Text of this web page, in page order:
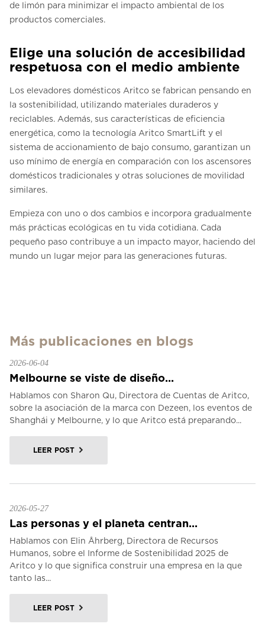
de limón para minimizar el impacto ambiental de los
productos comerciales.
Elige una solución de accesibilidad
respetuosa con el medio ambiente
Los elevadores domésticos Aritco se fabrican pensando en
la sostenibilidad, utilizando materiales duraderos y
reciclables. Además, sus características de eficiencia
energética, como la tecnología Aritco SmartLift y el
sistema de accionamiento de bajo consumo, garantizan un
uso mínimo de energía en comparación con los ascensores
domésticos tradicionales y otras soluciones de movilidad
similares.
Empieza con uno o dos cambios e incorpora gradualmente
más prácticas ecológicas en tu vida cotidiana. Cada
pequeño paso contribuye a un impacto mayor, haciendo del
mundo un lugar mejor para las generaciones futuras.
Más publicaciones en blogs
2026-06-04
Melbourne se viste de diseño...
Hablamos con Sharon Qu, Directora de Cuentas de Aritco,
sobre la asociación de la marca con Dezeen, los eventos de
Shanghái y Melbourne, y lo que Aritco está preparando...
LEER POST
2026-05-27
Las personas y el planeta centran...
Hablamos con Elin Åhrberg, Directora de Recursos
Humanos, sobre el Informe de Sostenibilidad 2025 de
Aritco y lo que significa construir una empresa en la que
tanto las...
LEER POST